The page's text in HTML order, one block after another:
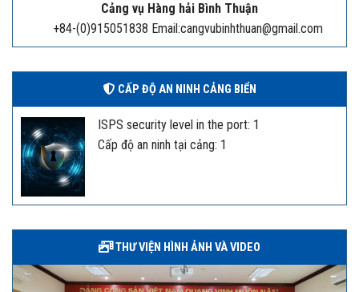
Cảng vụ Hàng hải Bình Thuận
+84-(0)915051838 Email:cangvubinhthuan@gmail.com
CẤP ĐỘ AN NINH CẢNG BIỂN
ISPS security level in the port: 1
Cấp độ an ninh tại cảng: 1
THƯ VIỆN HÌNH ẢNH VÀ VIDEO